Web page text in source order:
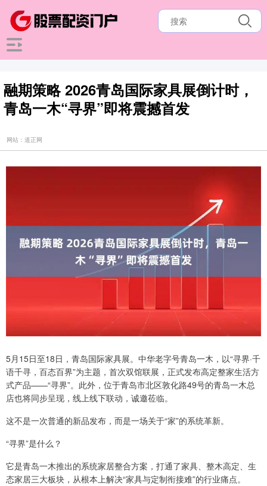
融期策略 2026青岛国际家具展倒计时，
青岛一木“寻界”即将震撼首发
网站：道正网
5月15日至18日，青岛国际家具展。中华老字号青岛一木，以“寻界·千
语千寻，百态百界”为主题，首次双馆联展，正式发布高定整家生活方
式产品——“寻界”。此外，位于青岛市北区敦化路49号的青岛一木总
店也将同步呈现，线上线下联动，诚邀莅临。
这不是一次普通的新品发布，而是一场关于“家”的系统革新。
“寻界”是什么？
它是青岛一木推出的系统家居整合方案，打通了家具、整木高定、生
态家居三大板块，从根本上解决“家具与定制衔接难”的行业痛点。